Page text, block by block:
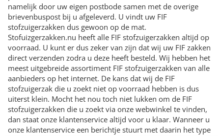
namelijk door uw eigen postbode samen met de overige
brievenbuspost bij u afgeleverd. U vindt uw FIF
stofzuigerzakken dus gewoon op de mat.
Stofuizgerzakken.nu heeft alle FIF stofzuigerzakken altijd op
voorraad. U kunt er dus zeker van zijn dat wij uw FIF zakken
direct verzenden zodra u deze heeft besteld. Wij hebben het
meest uitgebreide assortiment FIF stofzuigerzakken van alle
aanbieders op het internet. De kans dat wij de FIF
stofzuigerzak die u zoekt niet op voorraad hebben is dus
uiterst klein. Mocht het nou toch niet lukken om de FIF
stofzuigerzakken die u zoekt via onze webwinkel te vinden,
dan staat onze klantenservice altijd voor u klaar. Wanneer u
onze klantenservice een berichtje stuurt met daarin het type